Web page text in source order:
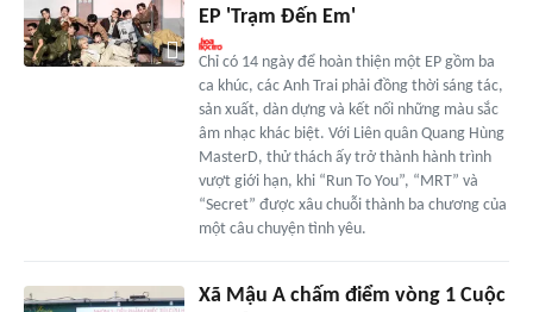
EP 'Trạm Đến Em'
Chỉ có 14 ngày để hoàn thiện một EP gồm ba
ca khúc, các Anh Trai phải đồng thời sáng tác,
sản xuất, dàn dựng và kết nối những màu sắc
âm nhạc khác biệt. Với Liên quân Quang Hùng
MasterD, thử thách ấy trở thành hành trình
vượt giới hạn, khi “Run To You”, “MRT” và
“Secret” được xâu chuỗi thành ba chương của
một câu chuyện tình yêu.
Xã Mậu A chấm điểm vòng 1 Cuộc